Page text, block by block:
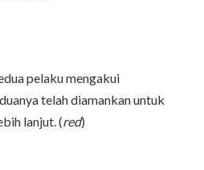
pelaku mengakui
telah diamankan untuk
lanjut. (red)